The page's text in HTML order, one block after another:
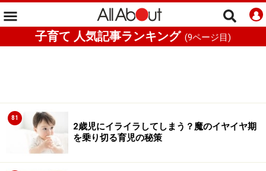
子育て 人気記事ランキング (9ページ目)
81
2歳児にイライラしてしまう？魔のイヤイヤ期
を乗り切る育児の秘策